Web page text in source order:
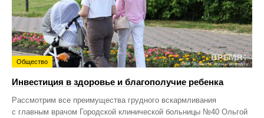
Общество
Инвестиция в здоровье и благополучие ребенка
Рассмотрим все преимущества грудного вскармливания
с главным врачом Городской клинической больницы №40 Ольгой